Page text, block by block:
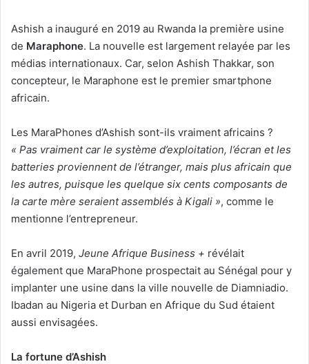
Ashish a inauguré en 2019 au Rwanda la première usine
de Maraphone. La nouvelle est largement relayée par les
médias internationaux. Car, selon Ashish Thakkar, son
concepteur, le Maraphone est le premier smartphone
africain.
Les MaraPhones d’Ashish sont-ils vraiment africains ?
« Pas vraiment car le système d’exploitation, l’écran et les
batteries proviennent de l’étranger, mais plus africain que
les autres, puisque les quelque six cents composants de
la carte mère seraient assemblés à Kigali », comme le
mentionne l’entrepreneur.
En avril 2019, Jeune Afrique Business + révélait
également que MaraPhone prospectait au Sénégal pour y
implanter une usine dans la ville nouvelle de Diamniadio.
Ibadan au Nigeria et Durban en Afrique du Sud étaient
aussi envisagées.
La fortune d’Ashish